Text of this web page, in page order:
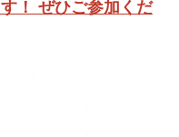
！ ぜひご参加くだ